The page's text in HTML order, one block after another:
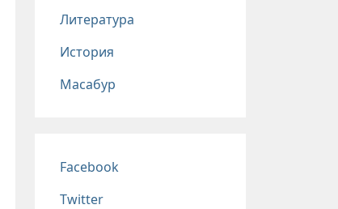
Литература
История
Масабур
Соц сети
Facebook
Twitter